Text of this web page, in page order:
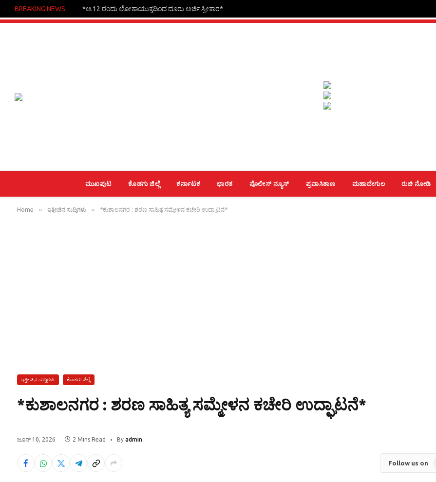
BREAKING NEWS *ಆ.12 ರಂದು ಲೋಕಾಯುಕ್ತದಿಂದ ದೂರು ಅರ್ಜಿ ಸ್ವೀಕಾರ*
ಮುಖಪುಟ ಕೊಡಗು ಜಿಲ್ಲೆ ಕರ್ನಾಟಕ ಭಾರತ ಪೊಲೀಸ್ ನ್ಯೂಸ್ ಪ್ರವಾಸಿತಾಣ ಮಹಾದೇಗುಲ ರುಚಿ ನೋಡಿ
Home » ಇತ್ತೀಚಿನ ಸುದ್ದಿಗಳು » *ಕುಶಾಲನಗರ : ಶರಣ ಸಾಹಿತ್ಯ ಸಮ್ಮೇಳನ ಕಚೇರಿ ಉದ್ಘಾಟನೆ*
ಇತ್ತೀಚಿನ ಸುದ್ದಿಗಳು ಕೊಡಗು ಜಿಲ್ಲೆ
*ಕುಶಾಲನಗರ : ಶರಣ ಸಾಹಿತ್ಯ ಸಮ್ಮೇಳನ ಕಚೇರಿ ಉದ್ಘಾಟನೆ*
ಜೂನ್ 10, 2026 2 Mins Read By admin
Follow us on